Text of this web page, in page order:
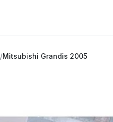
/Mitsubishi Grandis 2005